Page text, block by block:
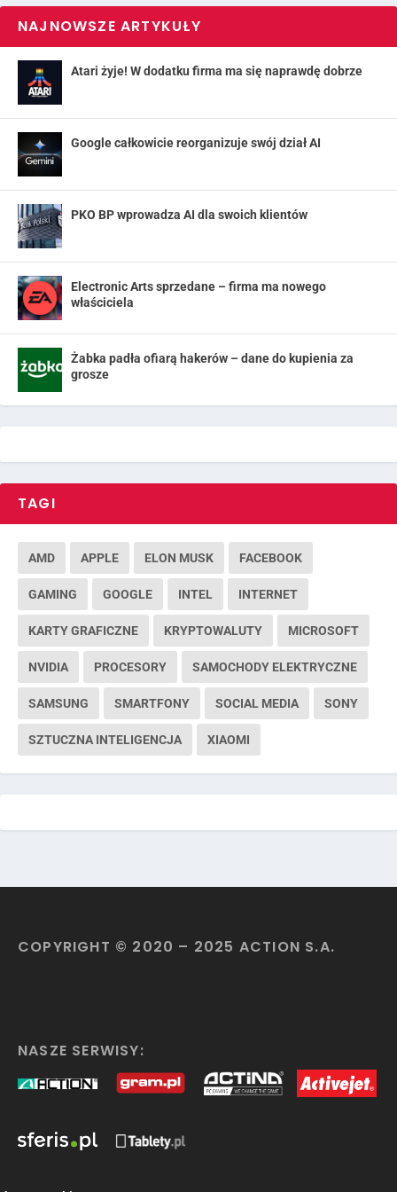
NAJNOWSZE ARTYKUŁY
Atari żyje! W dodatku firma ma się naprawdę dobrze
Google całkowicie reorganizuje swój dział AI
PKO BP wprowadza AI dla swoich klientów
Electronic Arts sprzedane – firma ma nowego
właściciela
Żabka padła ofiarą hakerów – dane do kupienia za
grosze
TAGI
AMD APPLE ELON MUSK FACEBOOK
GAMING GOOGLE INTEL INTERNET
KARTY GRAFICZNE KRYPTOWALUTY MICROSOFT
NVIDIA PROCESORY SAMOCHODY ELEKTRYCZNE
SAMSUNG SMARTFONY SOCIAL MEDIA SONY
SZTUCZNA INTELIGENCJA XIAOMI
COPYRIGHT © 2020 – 2025 ACTION S.A.
NASZE SERWISY: